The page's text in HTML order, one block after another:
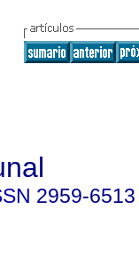
2959-6513